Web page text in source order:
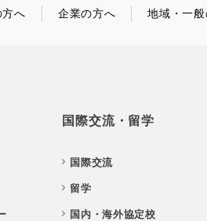
方へ 企業の方へ 地域・一
国際交流・留学
国際交流
留学
国内・海外協定校